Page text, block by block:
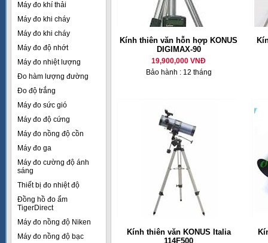
Máy đo khí thải
Máy đo khi cháy
Máy đo khi cháy
Máy đo độ nhớt
Máy đo nhiệt lượng
Đo hàm lượng đường
Đo độ trắng
Máy đo sức gió
Máy đo độ cứng
Máy đo nồng độ cồn
Máy đo ga
Máy đo cường độ ánh
sáng
Thiết bị đo nhiệt độ
Đồng hồ đo ẩm
TigerDirect
Máy đo nồng độ Niken
Máy đo nồng độ bạc
Kính thiên văn hỗn hợp KONUS
DIGIMAX-90
19,900,000 VNĐ
Bảo hành : 12 tháng
Kính thiên văn KONUS Italia
114F500